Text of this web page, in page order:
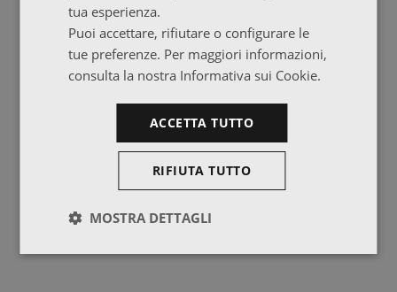
tua esperienza.
Puoi accettare, rifiutare o configurare le
tue preferenze. Per maggiori informazioni,
consulta la nostra Informativa sui Cookie.
ACCETTA TUTTO
RIFIUTA TUTTO
MOSTRA DETTAGLI